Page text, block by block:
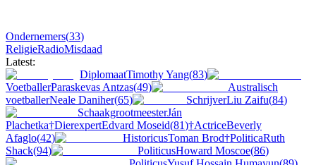
Ondernemers(33)
ReligieRadioMisdaad
Latest:
DiplomaatTimothy Yang(83)
VoetballerParaskevas Antzas(49)
Australisch
voetballerNeale Daniher(65) SchrijverLiu Zaifu(84)
SchaakgrootmeesterJán
Plachetka†DierexpertEdvard Moseid(81)†ActriceBeverly
Afaglo(42) HistoricusToman Brod†PoliticaRuth
Shack(94) PoliticusHoward Moscoe(86)